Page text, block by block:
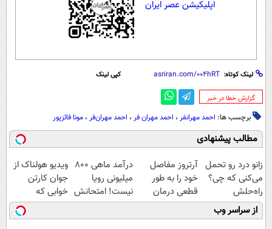
اپلیکیشن عصر ایران
لینک کوتاه: کپی لینک
‌گزارش خطا در خبر
برچسب ها: احمد مهرانفر ، احمد مهران فر ، احمد مهران‌فر ، مونا فائزپور
مطالب پیشنهادی
زانو درد رو تحمل
می‌کنی که چی؟
راه‌حلش
همین‌جاست!
آرتروز مفاصل
خود را به طور
قطعی درمان
کنید!
◗پرسش‌نامه◖
درآمد ماهی 800
میلیونی رویا
نیست! امتحانش
مجانیه😉
ویدیو هولناک از
جوان کارتن
خوابی که
میلیاردر شد.
آموزش رایگان
از سراسر وب